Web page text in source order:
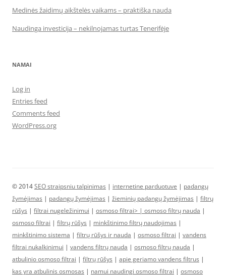
Medinės žaidimų aikštelės vaikams – praktiška nauda
Naudinga investicija – nekilnojamas turtas Tenerifėje
NAMAI
Log in
Entries feed
Comments feed
WordPress.org
© 2014SEO straipsniu talpinimas | internetine parduotuve | padangų
žymėjimas | padangų žymėjimas | žieminių padangų žymėjimas | filtrų
rūšys | filtrai nugeležinimui | osmoso filtrai> | osmoso filtrų nauda |
osmoso filtrai | filtrų rūšys | minkštinimo filtrų naudojimas |
minkštinimo sistema | filtrų rūšys ir nauda | osmoso filtrai | vandens
filtrai nukalkinimui | vandens filtrų nauda | osmoso filtrų nauda |
atbulinio osmoso filtrai | filtrų rūšys | apie geriamo vandens filtrus |
kas yra atbulinis osmosas | namui naudingi osmoso filtrai | osmoso